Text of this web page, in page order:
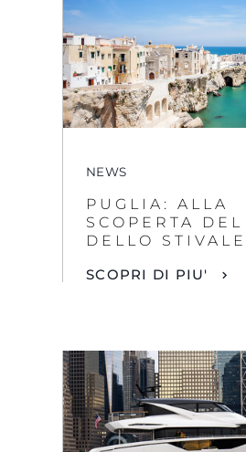
NEWS
PUGLIA: ALLA
SCOPERTA DEL
DELLO STIVALE
SCOPRI DI PIU'